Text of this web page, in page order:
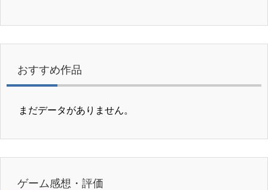
おすすめ作品
まだデータがありません。
ゲーム感想・評価